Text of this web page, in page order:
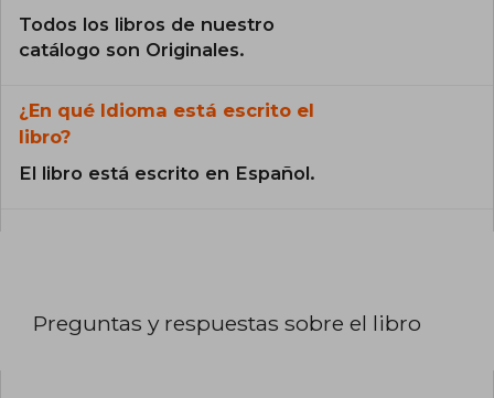
Todos los libros de nuestro
catálogo son Originales.
¿En qué Idioma está escrito el
libro?
El libro está escrito en Español.
Preguntas y respuestas sobre el libro